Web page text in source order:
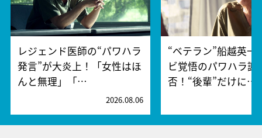
レジェンド医師の“パワハラ
発言”が大炎上！「女性はほ
んと無理」「…
2026.08.06
“ベテラン”船越英一
ビ覚悟のパワハラ謝
否！“後輩”だけに…